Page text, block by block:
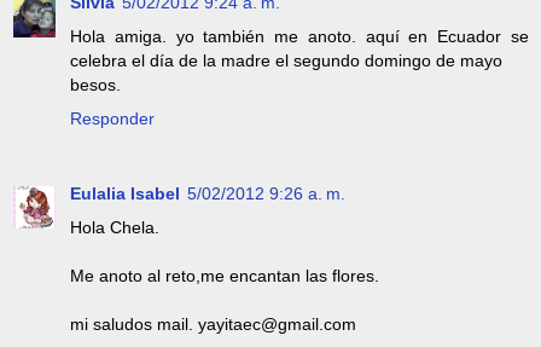
Hola amiga. yo también me anoto. aquí en Ecuador se
celebra el día de la madre el segundo domingo de mayo
besos.
Responder
Eulalia Isabel 5/02/2012 9:26 a. m.
Hola Chela.
Me anoto al reto,me encantan las flores.
mi saludos mail. yayitaec@gmail.com